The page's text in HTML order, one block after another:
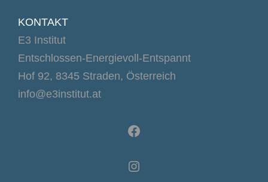
KONTAKT
E3 Institut
Entschlossen-Energievoll-Entspannt
Hof 92, 8345 Straden, Österreich
info@e3institut.at
Facebook
Instagram